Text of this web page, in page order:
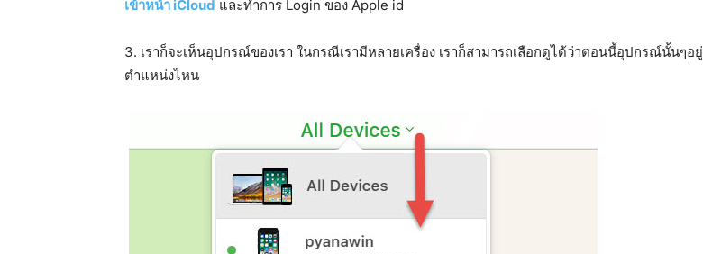
เข้าหน้า iCloud และทำการ Login ของ Apple id
3. เราก็จะเห็นอุปกรณ์ของเรา ในกรณีเรามีหลายเครื่อง เราก็สามารถเลือกดูได้ว่าตอนนี้อุปกรณ์นั้นๆอยู่
ตำแหน่งไหน